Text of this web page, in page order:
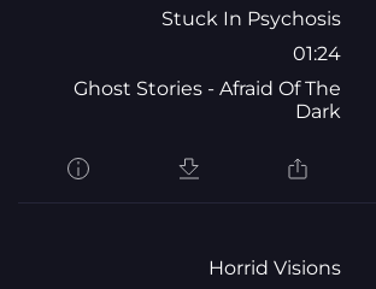
Stuck In Psychosis
01:24
Ghost Stories - Afraid Of The
Dark
Horrid Visions